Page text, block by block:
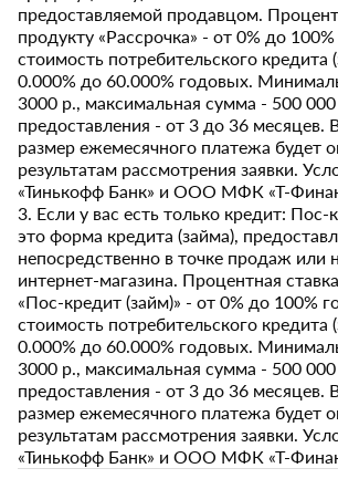
предоставляемой продавцом.
продукту «Рассрочка» - от 0% до
стоимость потребительского кредита
0.000% до 60.000% годовых.
3000 р., максимальная сумма - 500
предоставления - от 3 до 36 месяцев.
размер ежемесячного платежа будет
результатам рассмотрения заявки.
«Тинькофф Банк» и ООО МФК «Т-
3. Если у вас есть только кредит: Пос-
это форма кредита (займа),
непосредственно в точке продаж или
интернет-магазина. Процентная
«Пос-кредит (займ)» - от 0% до 100%
стоимость потребительского кредита
0.000% до 60.000% годовых.
3000 р., максимальная сумма - 500
предоставления - от 3 до 36 месяцев.
размер ежемесячного платежа будет
результатам рассмотрения заявки.
«Тинькофф Банк» и ООО МФК «Т-